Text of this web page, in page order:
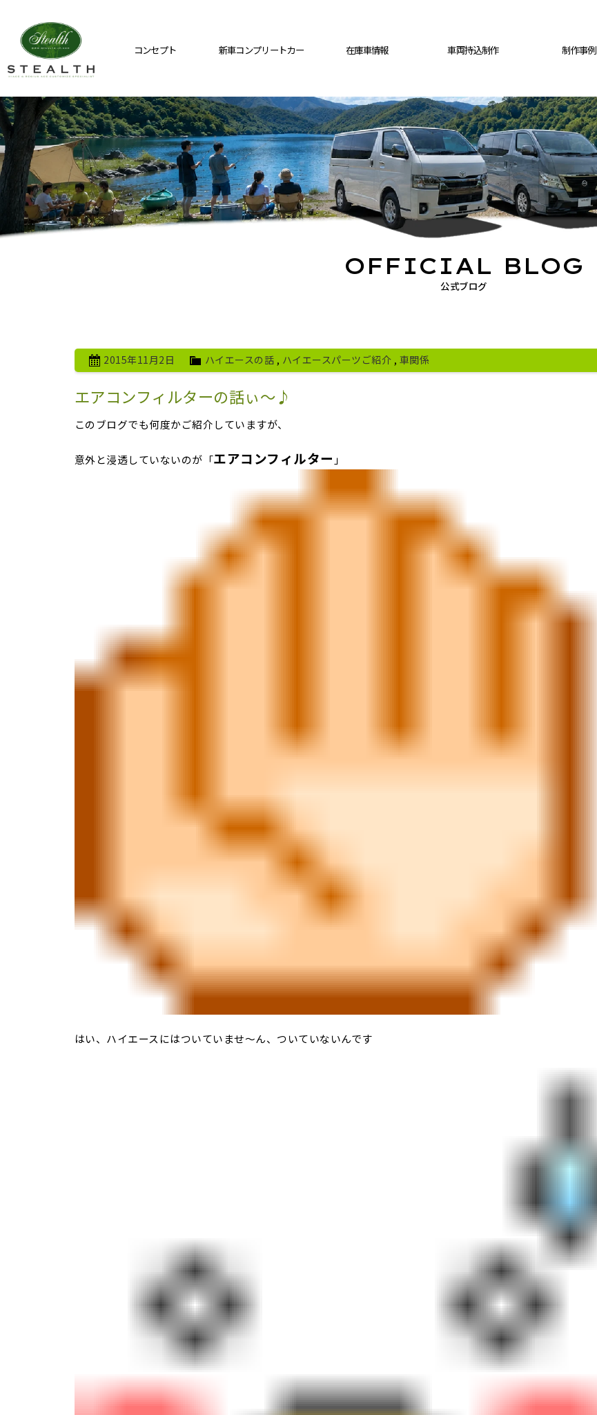
コンセプト 新車コンプリートカー 在庫車情報 車両持込制作 制作事例
公式ブログ
OFFICIAL BLOG
2015年11月2日 ハイエースの話 , ハイエースパーツご紹介 , 車関係
エアコンフィルターの話ぃ～♪
このブログでも何度かご紹介していますが、
意外と浸透していないのが「エアコンフィルター 」
はい、ハイエースにはついていませ～ん、ついていないんです